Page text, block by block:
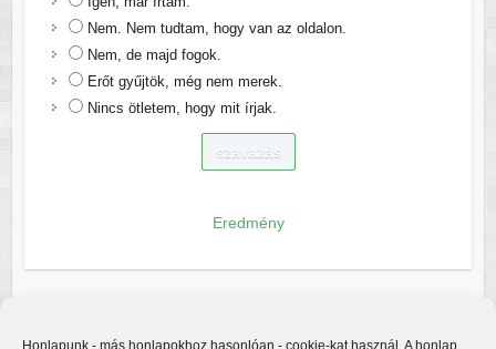
Honlapunk - más honlapokhoz hasonlóan - cookie-kat használ. A honlap
Nem. Nem tudtam, hogy van az oldalon.
Nem, de majd fogok.
Erőt gyűjtök, még nem merek.
Nincs ötletem, hogy mit írjak.
Eredmény